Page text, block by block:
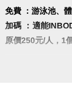
在老師清楚教
的自信與樂趣。
課程設計循序漸
雖然需要用心
而是透過分解
一場結合音樂
免費 ：游泳池、
加碼 ：適能
原價250元/人，1
※INBODY檢測